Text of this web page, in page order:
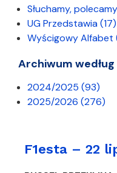
Słuchamy, polecamy
UG Przedstawia(17)
Wyścigowy Alfabet
Archiwum
2024/2025 (93)
2025/2026 (276)
F1esta – 22